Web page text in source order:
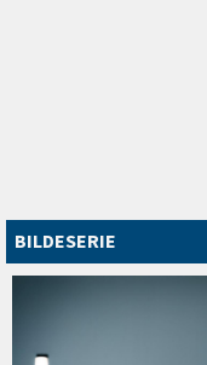
BILDESERIE